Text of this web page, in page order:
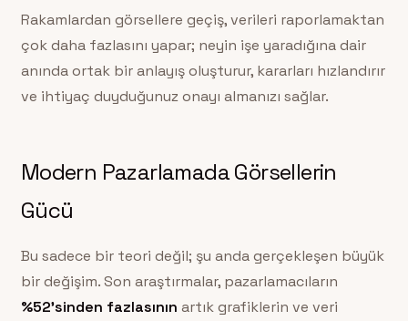
Rakamlardan görsellere geçiş, verileri raporlamaktan
çok daha fazlasını yapar; neyin işe yaradığına dair
anında ortak bir anlayış oluşturur, kararları hızlandırır
ve ihtiyaç duyduğunuz onayı almanızı sağlar.
Modern Pazarlamada Görsellerin
Gücü
Bu sadece bir teori değil; şu anda gerçekleşen büyük
bir değişim. Son araştırmalar, pazarlamacıların
%52’sinden fazlasının artık grafiklerin ve veri